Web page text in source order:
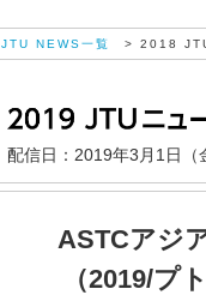
JTU NEWS一覧 > 2018
配信日：2019年3月1日（
ASTCアジ
（2019/プ